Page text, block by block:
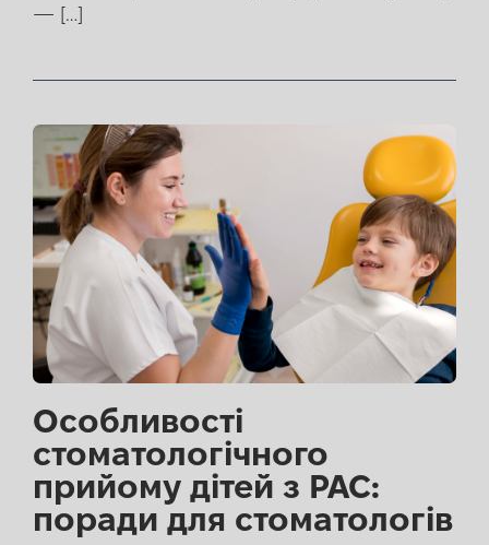
— […]
Особливості
стоматологічного
прийому дітей з РАС:
поради для стоматологів